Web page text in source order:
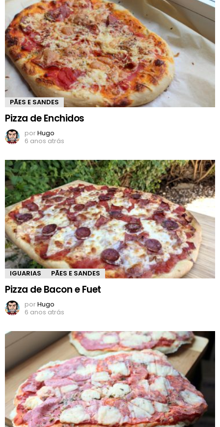
PÃES E SANDES
Pizza de Enchidos
porHugo
6 anos atrás
IGUARIAS PÃES E SANDES
Pizza de Bacon e Fuet
porHugo
6 anos atrás